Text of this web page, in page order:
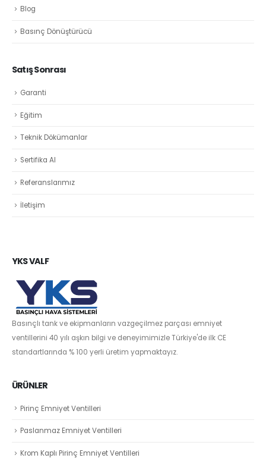
Blog
Basınç Dönüştürücü
Satış Sonrası
Garanti
Eğitim
Teknik Dökümanlar
Sertifika Al
Referanslarımız
İletişim
YKS VALF
Basınçlı tank ve ekipmanların vazgeçilmez parçası emniyet
ventillerini 40 yılı aşkın bilgi ve deneyimimizle Türkiye'de ilk CE
standartlarında % 100 yerli üretim yapmaktayız.
ÜRÜNLER
Pirinç Emniyet Ventilleri
Paslanmaz Emniyet Ventilleri
Krom Kaplı Pirinç Emniyet Ventilleri